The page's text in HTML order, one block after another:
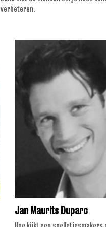
verbeteren.
Jan Maurits Duparc